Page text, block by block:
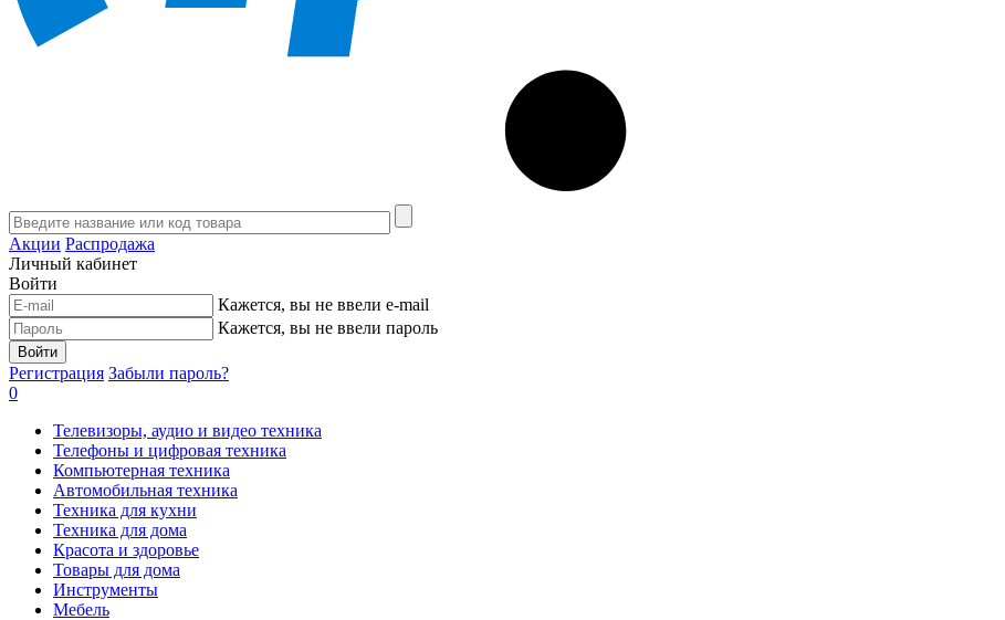
Акции Распродажа
Личный кабинет
Войти
Кажется, вы не ввели e-mail
Кажется, вы не ввели пароль
Войти
Регистрация Забыли пароль?
0
Телевизоры, аудио и видео техника
Телефоны и цифровая техника
Компьютерная техника
Автомобильная техника
Техника для кухни
Техника для дома
Красота и здоровье
Товары для дома
Инструменты
Мебель